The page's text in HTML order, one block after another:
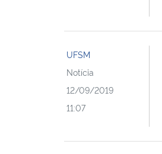
UFSM
Notícia
12/09/2019
11:07